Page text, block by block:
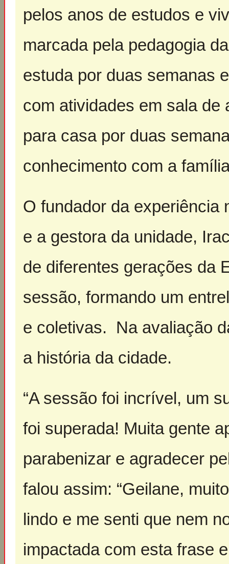
pelos anos de estudos e
marcada pela pedagogia
estuda por duas semanas
com atividades em sala de
para casa por duas
conhecimento com a
O fundador da experiência
e a gestora da unidade,
de diferentes gerações da
sessão, formando um
e coletivas. Na avaliação
a história da cidade.
“A sessão foi incrível, um
foi superada! Muita gente
parabenizar e agradecer
falou assim: “Geilane,
lindo e me senti que nem
impactada com esta frase